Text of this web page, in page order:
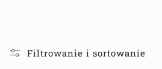
Filtrowanie i sortowanie